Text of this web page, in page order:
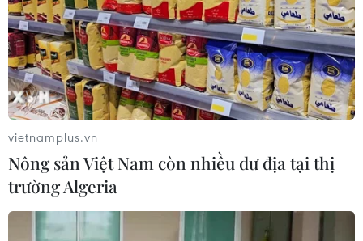
vietnamplus.vn
Nông sản Việt Nam còn nhiều dư địa tại thị
trường Algeria